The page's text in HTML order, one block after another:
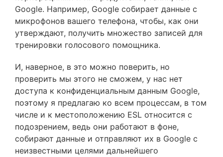
Google. Например, Google собирает данные с
микрофонов вашего телефона, чтобы, как они
утверждают, получить множество записей для
тренировки голосового помощника.
И, наверное, в это можно поверить, но
проверить мы этого не сможем, у нас нет
доступа к конфиденциальным данным Google,
поэтому я предлагаю ко всем процессам, в том
числе и к местоположению ESL относится с
подозрением, ведь они работают в фоне,
собирают данные и отправляют их в Google с
неизвестными целями дальнейшего